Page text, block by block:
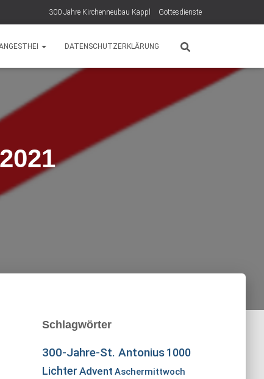
300 Jahre Kirchenneubau Kappl Gottesdienste
DATENSCHUTZERKLÄRUNG
Schlagwörter
300-Jahre-St. Antonius 1000
Lichter Advent Aschermittwoch